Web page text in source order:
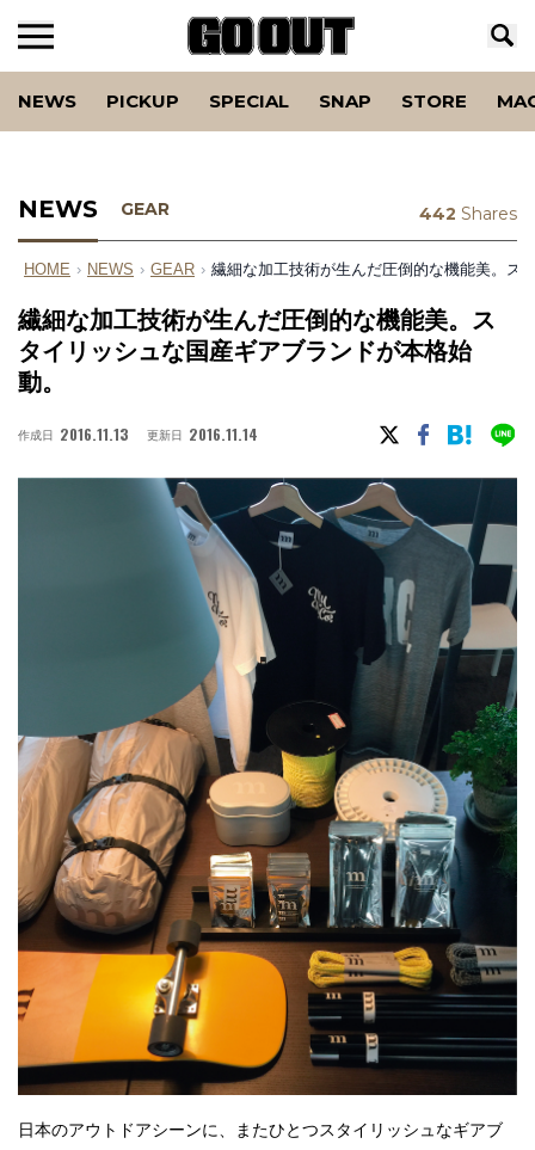
NEWS PICKUP SPECIAL SNAP STORE
NEWS GEAR
HOME › NEWS › GEAR › 繊細な加工技術が生んだ圧倒的な機能美。ス
繊細な加工技術が生んだ圧倒的な機能美。ス
タイリッシュな国産ギアブランドが本格始
動。
作成日 2016.11.13 更新日 2016.11.14
442 Shares
日本のアウトドアシーンに、またひとつスタイリッシュなギアブ